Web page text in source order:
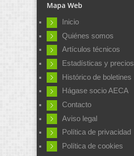
Mapa Web
Inicio
Quiénes somos
Artículos técnicos
Estadísticas y precios
Histórico de boletines
Hágase socio AECA
Contacto
Aviso legal
Política de privacidad
Política de cookies